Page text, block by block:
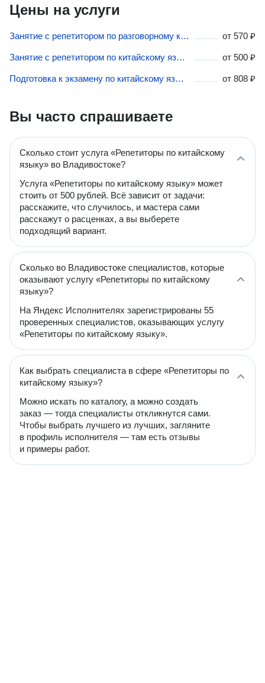
Цены на услуги
Занятие с репетитором по разговорному китайскому языку во Владивостоке от 570 ₽
Занятие с репетитором по китайскому языку во Владивостоке от 500 ₽
Подготовка к экзамену по китайскому языку во Владивостоке от 808 ₽
Вы часто спрашиваете
Сколько стоит услуга «Репетиторы по китайскому
языку» во Владивостоке?
Услуга «Репетиторы по китайскому языку» может
стоить от 500 рублей. Всё зависит от задачи:
расскажите, что случилось, и мастера сами
расскажут о расценках, а вы выберете
подходящий вариант.
Сколько во Владивостоке специалистов, которые
оказывают услугу «Репетиторы по китайскому
языку»?
На Яндекс Исполнителях зарегистрированы 55
проверенных специалистов, оказывающих услугу
«Репетиторы по китайскому языку».
Как выбрать специалиста в сфере «Репетиторы по
китайскому языку»?
Можно искать по каталогу, а можно создать
заказ — тогда специалисты откликнутся сами.
Чтобы выбрать лучшего из лучших, загляните
в профиль исполнителя — там есть отзывы
и примеры работ.